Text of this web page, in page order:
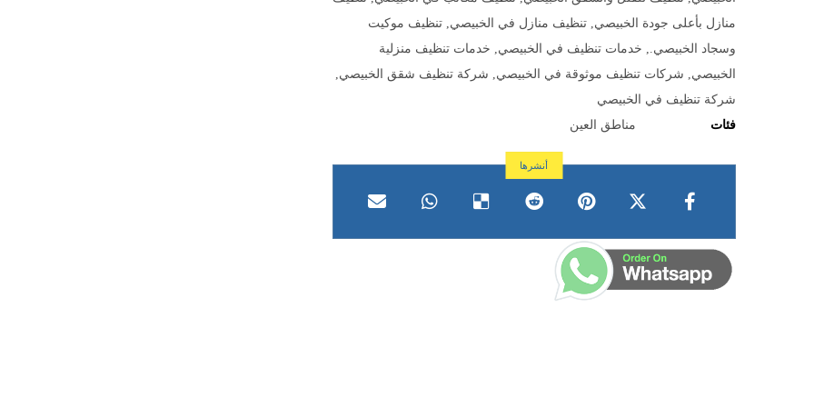
منازل بأعلى جودة الخبيصي ,تنظيف منازل في الخبيصي ,تنظيف موكيت
وسجاد الخبيصي.
خدمات تنظيف في الخبيصي
خدمات تنظيف منزلية
الخبيصي
شركات تنظيف موثوقة في الخبيصي شركة تنظيف شقق الخبيصي
شركة تنظيف في الخبيصي
فئات
مناطق العين